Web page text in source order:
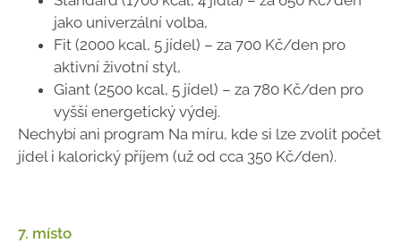
jako univerzální volba,
Fit (2000 kcal, 5 jídel) – za 700 Kč/den pro
aktivní životní styl,
Giant (2500 kcal, 5 jídel) – za 780 Kč/den pro
vyšší energetický výdej.
Nechybí ani program Na míru, kde si lze zvolit počet
jídel i kalorický příjem (už od cca 350 Kč/den).
7. místo